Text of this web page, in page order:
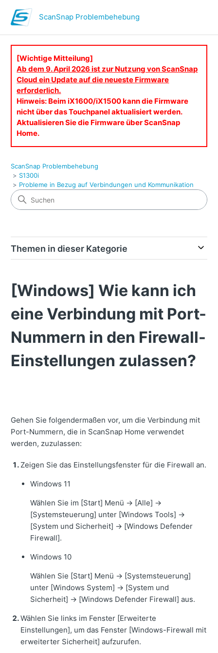
ScanSnap Problembehebung
[Wichtige Mitteilung]
Ab dem 9. April 2026 ist zur Nutzung von ScanSnap
Cloud ein Update auf die neueste Firmware
erforderlich.
Hinweis: Beim iX1600/iX1500 kann die Firmware
nicht über das Touchpanel aktualisiert werden.
Aktualisieren Sie die Firmware über ScanSnap
Home.
ScanSnap Problembehebung
S1300i
Probleme in Bezug auf Verbindungen und Kommunikation
Themen in dieser Kategorie
[Windows] Wie kann ich
eine Verbindung mit Port-
Nummern in den Firewall-
Einstellungen zulassen?
Gehen Sie folgendermaßen vor, um die Verbindung mit
Port-Nummern, die in ScanSnap Home verwendet
werden, zuzulassen:
Zeigen Sie das Einstellungsfenster für die Firewall an.
Windows 11
Wählen Sie im [Start] Menü → [Alle] →
[Systemsteuerung] unter [Windows Tools] →
[System und Sicherheit] → [Windows Defender
Firewall].
Windows 10
Wählen Sie [Start] Menü → [Systemsteuerung]
unter [Windows System] → [System und
Sicherheit] → [Windows Defender Firewall] aus.
Wählen Sie links im Fenster [Erweiterte
Einstellungen], um das Fenster [Windows-Firewall mit
erweiterter Sicherheit] aufzurufen.